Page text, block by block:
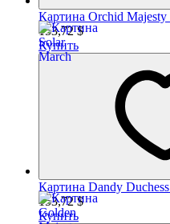
Картина Orchid Majesty
153,72$
Купить
Картина Dandy Duchess
153,72$
Купить